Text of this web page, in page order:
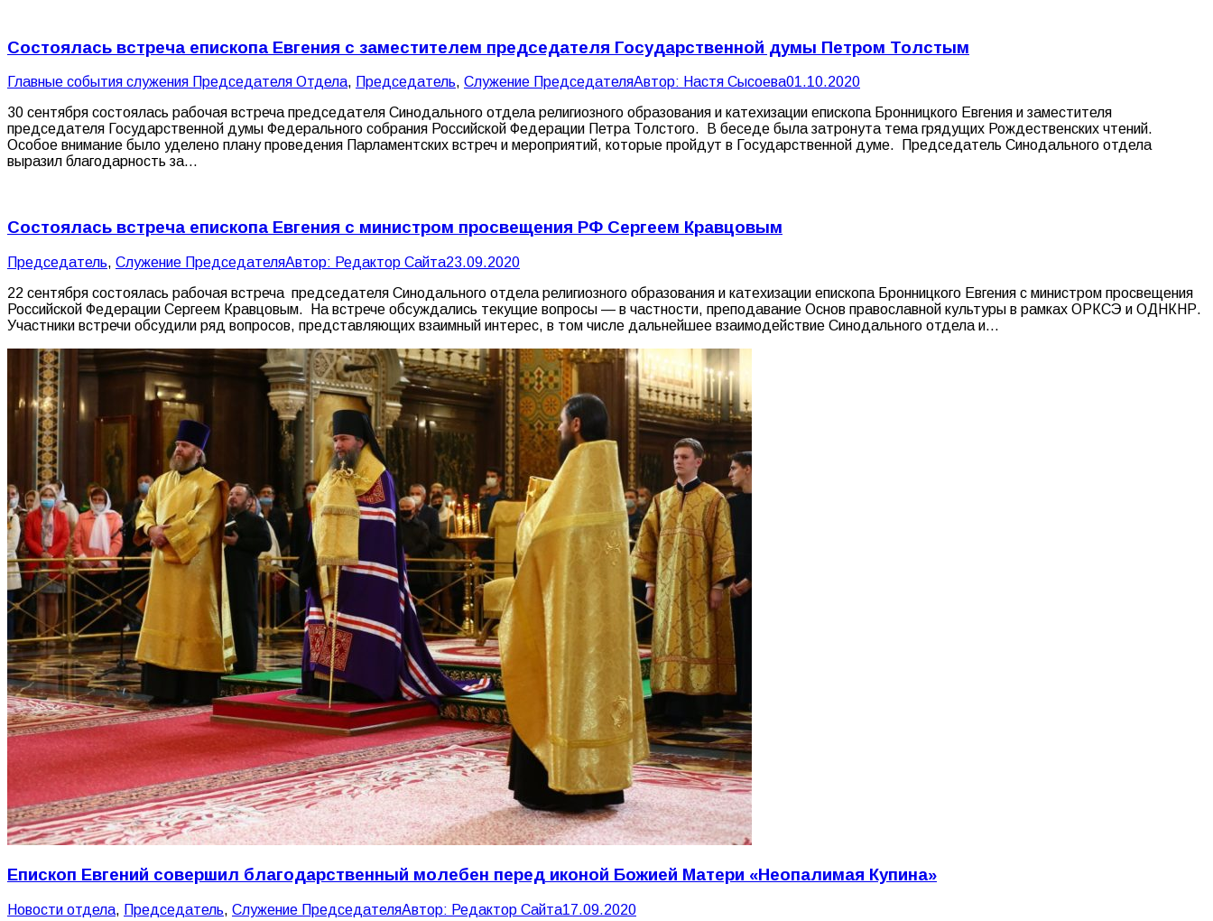
Состоялась встреча епископа Евгения с заместителем председателя Государственной думы Петром Толстым
Главные события служения Председателя Отдела, Председатель, Служение ПредседателяАвтор: Настя Сысоева01.10.2020
30 сентября состоялась рабочая встреча председателя Синодального отдела религиозного образования и катехизации епископа Бронницкого Евгения и заместителя
председателя Государственной думы Федерального собрания Российской Федерации Петра Толстого. В беседе была затронута тема грядущих Рождественских чтений.
Особое внимание было уделено плану проведения Парламентских встреч и мероприятий, которые пройдут в Государственной думе. Председатель Синодального отдела
выразил благодарность за…
Состоялась встреча епископа Евгения с министром просвещения РФ Сергеем Кравцовым
Председатель, Служение ПредседателяАвтор: Редактор Сайта23.09.2020
22 сентября состоялась рабочая встреча председателя Синодального отдела религиозного образования и катехизации епископа Бронницкого Евгения с министром просвещения
Российской Федерации Сергеем Кравцовым. На встрече обсуждались текущие вопросы — в частности, преподавание Основ православной культуры в рамках ОРКСЭ и ОДНКНР.
Участники встречи обсудили ряд вопросов, представляющих взаимный интерес, в том числе дальнейшее взаимодействие Синодального отдела и…
Епископ Евгений совершил благодарственный молебен перед иконой Божией Матери «Неопалимая Купина»
Новости отдела, Председатель, Служение ПредседателяАвтор: Редактор Сайта17.09.2020